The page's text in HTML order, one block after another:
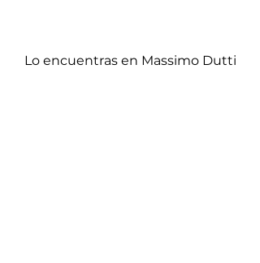
Lo encuentras en Massimo Dutti